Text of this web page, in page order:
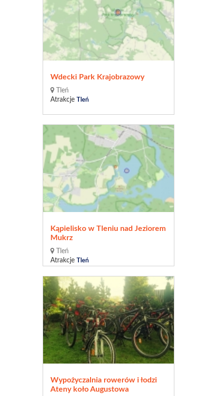
Wdecki Park Krajobrazowy
Tleń
Atrakcje Tleń
Kąpielisko w Tleniu nad Jeziorem
Mukrz
Tleń
Atrakcje Tleń
Wypożyczalnia rowerów i łodzi
Ateny koło Augustowa